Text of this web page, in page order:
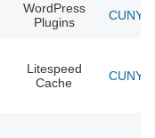
WordPress
Plugins
CUNY
Litespeed
Cache
CUNY